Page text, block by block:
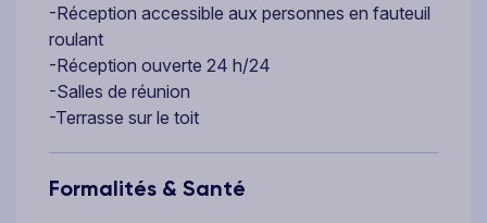
-Réception accessible aux personnes en fauteuil
roulant
-Réception ouverte 24 h/24
-Salles de réunion
-Terrasse sur le toit
Formalités & Santé